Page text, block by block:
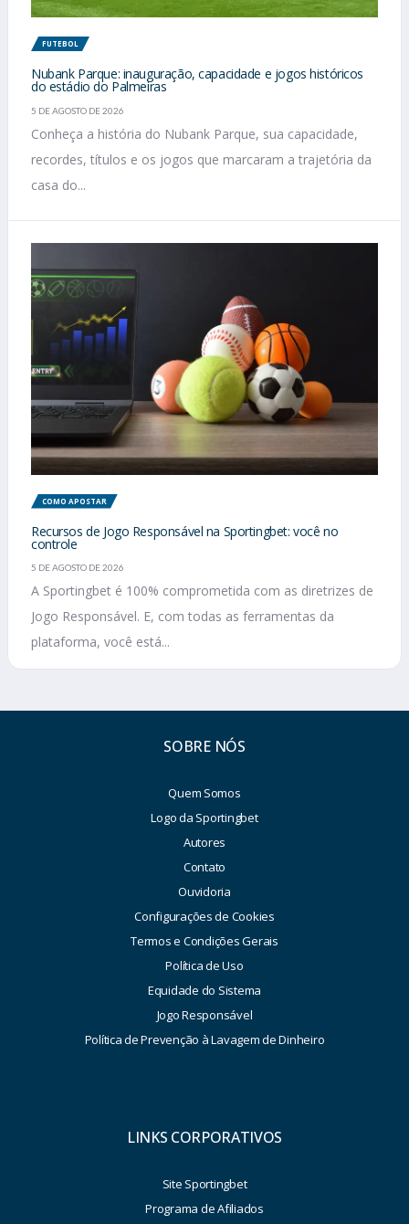
FUTEBOL
Nubank Parque: inauguração, capacidade e jogos históricos
do estádio do Palmeiras
5 DE AGOSTO DE 2026
Conheça a história do Nubank Parque, sua capacidade,
recordes, títulos e os jogos que marcaram a trajetória da
casa do...
COMO APOSTAR
Recursos de Jogo Responsável na Sportingbet: você no
controle
5 DE AGOSTO DE 2026
A Sportingbet é 100% comprometida com as diretrizes de
Jogo Responsável. E, com todas as ferramentas da
plataforma, você está...
SOBRE NÓS
Quem Somos
Logo da Sportingbet
Autores
Contato
Ouvidoria
Configurações de Cookies
Termos e Condições Gerais
Política de Uso
Equidade do Sistema
Jogo Responsável
Política de Prevenção à Lavagem de Dinheiro
LINKS CORPORATIVOS
Site Sportingbet
Programa de Afiliados